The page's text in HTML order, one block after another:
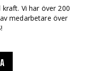
Vi har över 200
medarbetare över